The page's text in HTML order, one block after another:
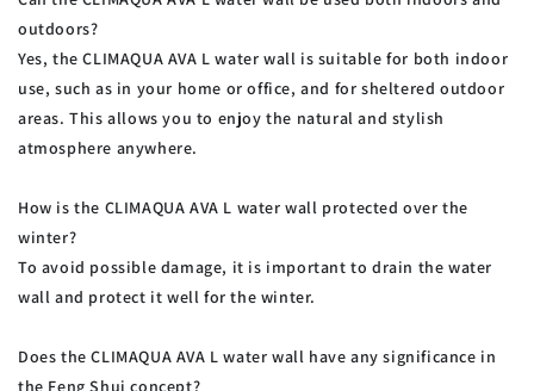
outdoors?
Yes, the CLIMAQUA AVA L water wall is suitable for both indoor
use, such as in your home or office, and for sheltered outdoor
areas. This allows you to enjoy the natural and stylish
atmosphere anywhere.
How is the CLIMAQUA AVA L water wall protected over the
winter?
To avoid possible damage, it is important to drain the water
wall and protect it well for the winter.
Does the CLIMAQUA AVA L water wall have any significance in
the Feng Shui concept?